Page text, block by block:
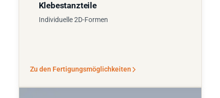
Klebestanzteile
Individuelle 2D-Formen
Zu den Fertigungsmöglichkeiten